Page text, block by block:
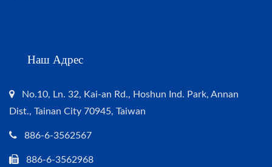
Наш Адрес
No.10, Ln. 32, Kai-an Rd., Hoshun Ind. Park, Annan
Dist., Tainan City 70945, Taiwan
886-6-3562567
886-6-3562968